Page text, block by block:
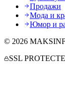
Продажи
Мода и
Юмор и
© 2026
SSL